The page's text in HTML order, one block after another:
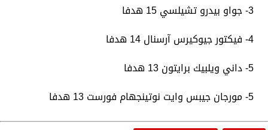
3- جواو بيدرو تشيلسي 15 هدفا
4- فيكتور جيوكيرس آرسنال 14 هدفا
5- داني ويلبيك برايتون 13 هدفا
5- مورجان جيبس وايت نوتينجهام فورست 13 هدفا